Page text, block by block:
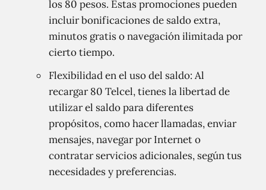
los 80 pesos. Estas promociones pueden
incluir bonificaciones de saldo extra,
minutos gratis o navegación ilimitada por
cierto tiempo.
Flexibilidad en el uso del saldo: Al
recargar 80 Telcel, tienes la libertad de
utilizar el saldo para diferentes
propósitos, como hacer llamadas, enviar
mensajes, navegar por Internet o
contratar servicios adicionales, según tus
necesidades y preferencias.